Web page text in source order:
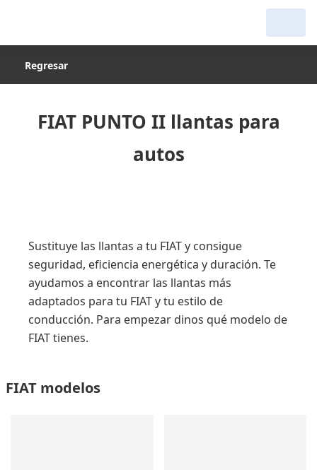
Regresar
FIAT PUNTO II llantas para
autos
Sustituye las llantas a tu FIAT y consigue
seguridad, eficiencia energética y duración. Te
ayudamos a encontrar las llantas más
adaptados para tu FIAT y tu estilo de
conducción. Para empezar dinos qué modelo de
FIAT tienes.
FIAT modelos